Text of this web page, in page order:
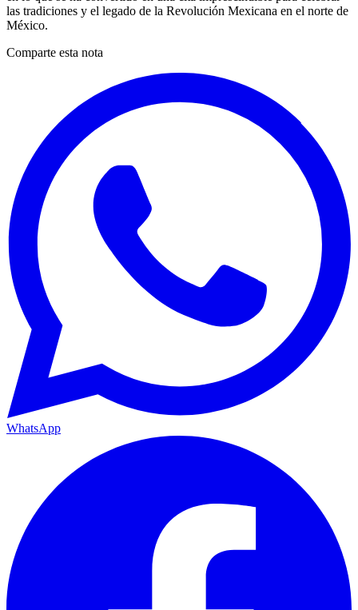
las tradiciones y el legado de la Revolución Mexicana en el norte de
México.
Comparte esta nota
WhatsApp